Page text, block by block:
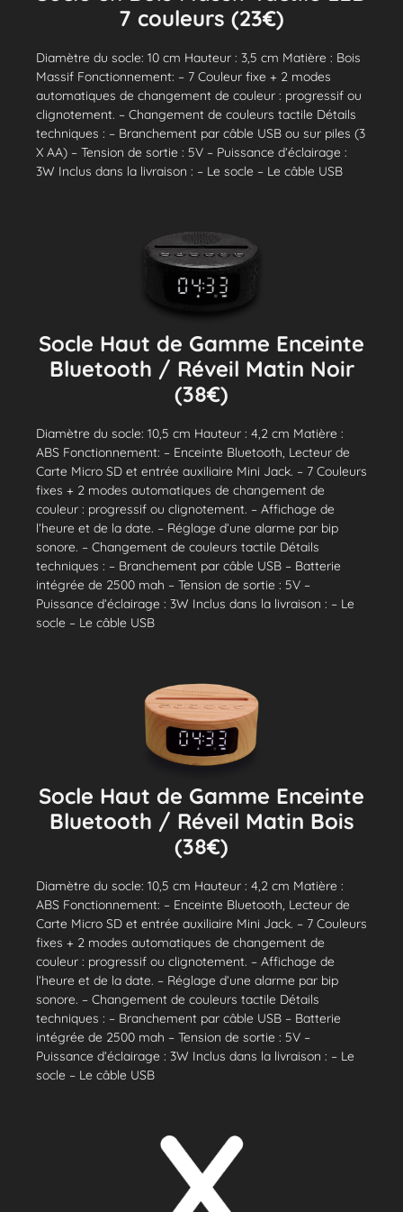
7 couleurs (23€)
Diamètre du socle: 10 cm Hauteur : 3,5 cm Matière : Bois
Massif Fonctionnement: – 7 Couleur fixe + 2 modes
automatiques de changement de couleur : progressif ou
clignotement. – Changement de couleurs tactile Détails
techniques : – Branchement par câble USB ou sur piles (3
X AA) – Tension de sortie : 5V – Puissance d’éclairage :
3W Inclus dans la livraison : – Le socle – Le câble USB
Socle Haut de Gamme Enceinte
Bluetooth / Réveil Matin Noir
(38€)
Diamètre du socle: 10,5 cm Hauteur : 4,2 cm Matière :
ABS Fonctionnement: – Enceinte Bluetooth, Lecteur de
Carte Micro SD et entrée auxiliaire Mini Jack. – 7 Couleurs
fixes + 2 modes automatiques de changement de
couleur : progressif ou clignotement. – Affichage de
l’heure et de la date. – Réglage d’une alarme par bip
sonore. – Changement de couleurs tactile Détails
techniques : – Branchement par câble USB – Batterie
intégrée de 2500 mah – Tension de sortie : 5V –
Puissance d’éclairage : 3W Inclus dans la livraison : – Le
socle – Le câble USB
Socle Haut de Gamme Enceinte
Bluetooth / Réveil Matin Bois
(38€)
Diamètre du socle: 10,5 cm Hauteur : 4,2 cm Matière :
ABS Fonctionnement: – Enceinte Bluetooth, Lecteur de
Carte Micro SD et entrée auxiliaire Mini Jack. – 7 Couleurs
fixes + 2 modes automatiques de changement de
couleur : progressif ou clignotement. – Affichage de
l’heure et de la date. – Réglage d’une alarme par bip
sonore. – Changement de couleurs tactile Détails
techniques : – Branchement par câble USB – Batterie
intégrée de 2500 mah – Tension de sortie : 5V –
Puissance d’éclairage : 3W Inclus dans la livraison : – Le
socle – Le câble USB